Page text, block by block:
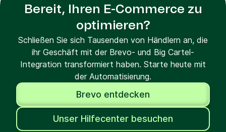
Bereit, Ihren E-Commerce zu
optimieren?
Schließen Sie sich Tausenden von Händlern an, die
ihr Geschäft mit der Brevo- und Big Cartel-
Integration transformiert haben. Starte heute mit
der Automatisierung.
Brevo entdecken
Unser Hilfecenter besuchen